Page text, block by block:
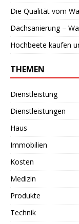
Die Qualität vom
Dachsanierung –
Hochbeete kaufen
THEMEN
Dienstleistung
Dienstleistungen
Haus
Immobilien
Kosten
Medizin
Produkte
Technik